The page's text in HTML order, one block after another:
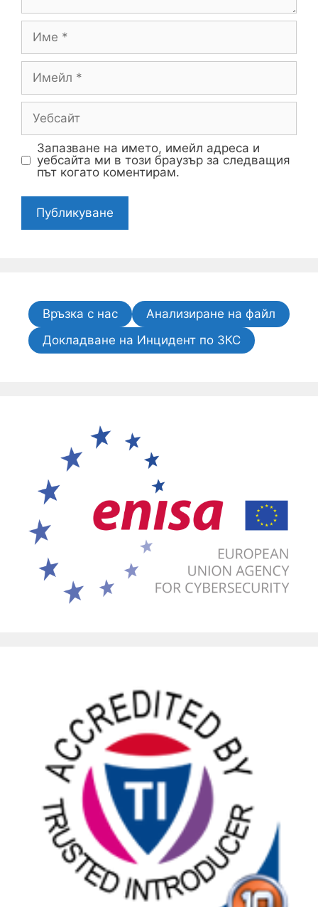
Запазване на името, имейл адреса и
уебсайта ми в този браузър за следващия
път когато коментирам.
Връзка с нас
Анализиране на файл
Докладване на Инцидент по ЗКС